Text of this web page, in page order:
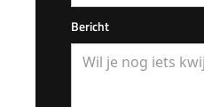
Bericht